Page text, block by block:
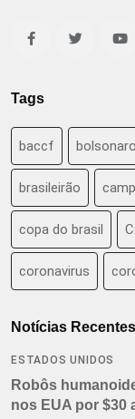
Tags
baccf bolsonaro
brasileirão
copa do brasil
coronavirus
Notícias Recentes
ESTADOS UNIDOS
Robôs
nos EUA por $30